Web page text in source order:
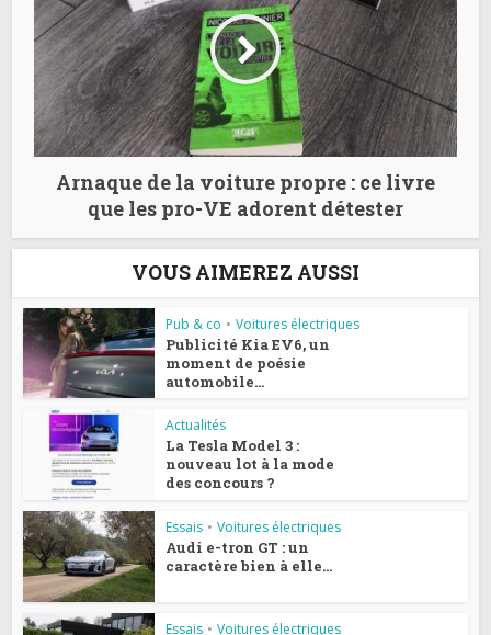
Arnaque de la voiture propre : ce livre
que les pro-VE adorent détester
VOUS AIMEREZ AUSSI
Pub & co • Voitures électriques
Publicité Kia EV6, un
moment de poésie
automobile...
Actualités
La Tesla Model 3 :
nouveau lot à la mode
des concours ?
Essais • Voitures électriques
Audi e-tron GT : un
caractère bien à elle…
Essais • Voitures électriques